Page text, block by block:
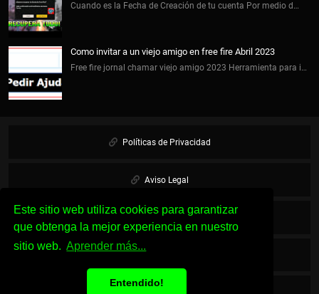
Este sitio web utiliza cookies para garantizar
que obtenga la mejor experiencia en nuestro
sitio web. Aprender más...
Entendido!
Cuando es la Fecha de Creación de tu cuenta Por medio d…
Como invitar a un viejo amigo en free fire Abril 2023
Free fire jornal chamar viejo amigo 2023 Herramienta para i…
Políticas de Privacidad
Aviso Legal
Cookies